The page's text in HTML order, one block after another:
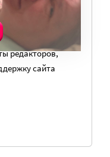
сайта.
добровольным
На
редакторов,
сайта